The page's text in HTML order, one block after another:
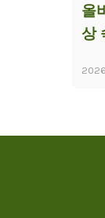
올
상